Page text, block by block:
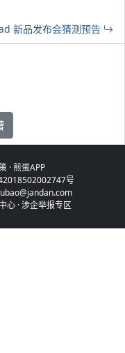
新品发布会猜测预告
·煎蛋APP
号
心 ·涉企举报专区